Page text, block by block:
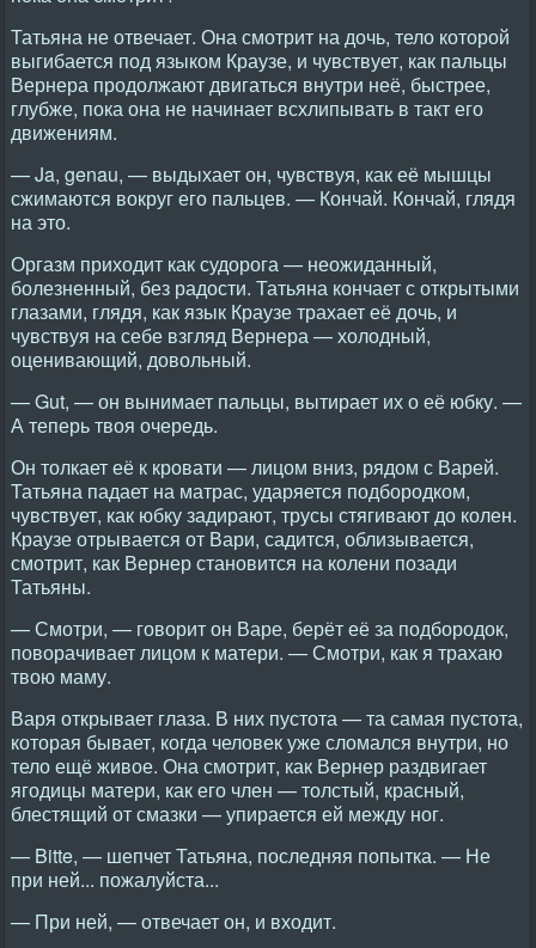
Татьяна не отвечает. Она смотрит на дочь, тело которой
выгибается под языком Краузе, и чувствует, как пальцы
Вернера продолжают двигаться внутри неё, быстрее,
глубже, пока она не начинает всхлипывать в такт его
движениям.
— Ja, genau, — выдыхает он, чувствуя, как её мышцы
сжимаются вокруг его пальцев. — Кончай. Кончай, глядя
на это.
Оргазм приходит как судорога — неожиданный,
болезненный, без радости. Татьяна кончает с открытыми
глазами, глядя, как язык Краузе трахает её дочь, и
чувствуя на себе взгляд Вернера — холодный,
оценивающий, довольный.
— Gut, — он вынимает пальцы, вытирает их о её юбку. —
А теперь твоя очередь.
Он толкает её к кровати — лицом вниз, рядом с Варей.
Татьяна падает на матрас, ударяется подбородком,
чувствует, как юбку задирают, трусы стягивают до колен.
Краузе отрывается от Вари, садится, облизывается,
смотрит, как Вернер становится на колени позади
Татьяны.
— Смотри, — говорит он Варе, берёт её за подбородок,
поворачивает лицом к матери. — Смотри, как я трахаю
твою маму.
Варя открывает глаза. В них пустота — та самая пустота,
которая бывает, когда человек уже сломался внутри, но
тело ещё живое. Она смотрит, как Вернер раздвигает
ягодицы матери, как его член — толстый, красный,
блестящий от смазки — упирается ей между ног.
— Bitte, — шепчет Татьяна, последняя попытка. — Не
при ней... пожалуйста...
— При ней, — отвечает он, и входит.